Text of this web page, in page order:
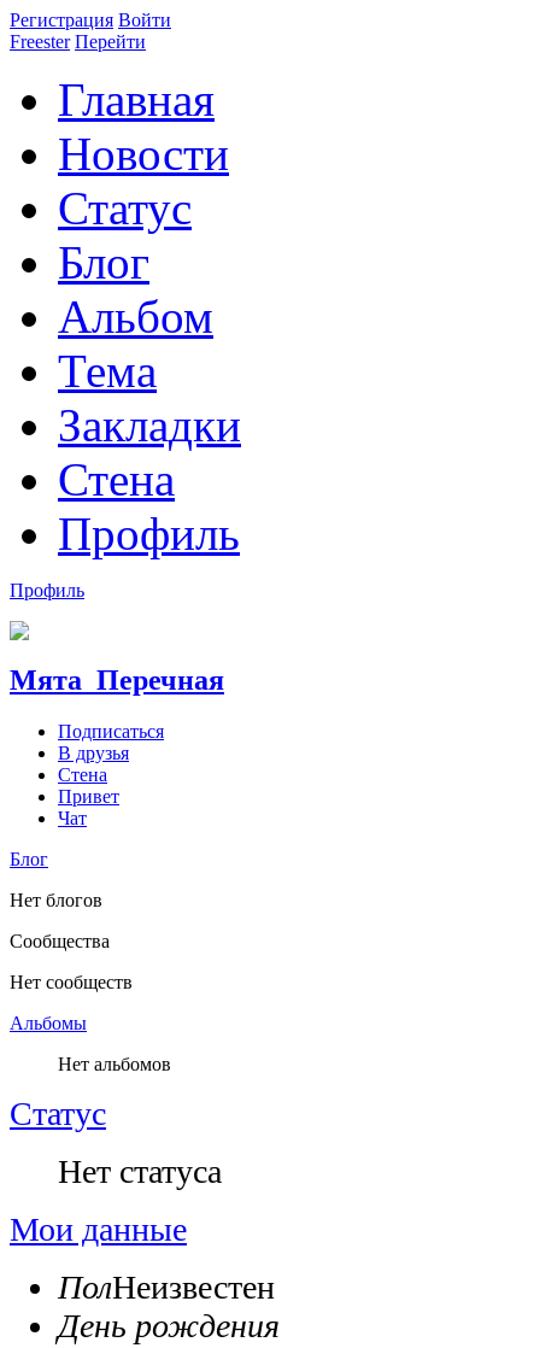
Регистрация Войти
Freester Перейти
Главная
Новости
Статус
Блог
Альбом
Тема
Закладки
Стена
Профиль
Профиль
Мята_Перечная
Подписаться
В друзья
Стена
Привет
Чат
Блог
Нет блогов
Сообщества
Нет сообществ
Альбомы
Нет альбомов
Статус
Нет статуса
Мои данные
ПолНеизвестен
День рождения